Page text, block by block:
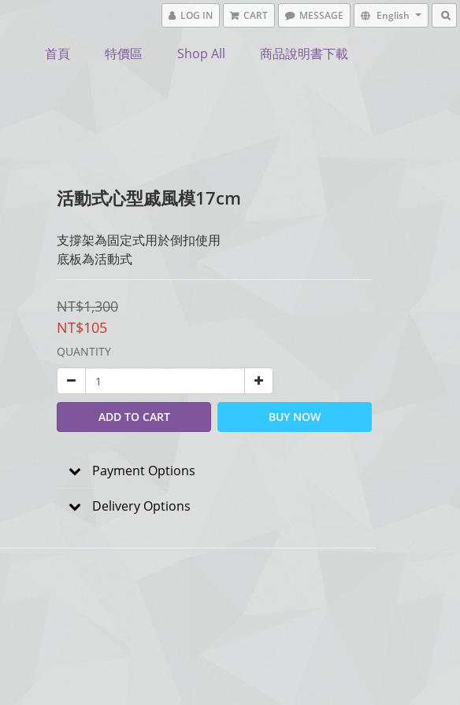
LOG IN CART MESSAGE English
首頁 特價區 Shop All 商品說明書下載
活動式心型戚風模17cm
支撐架為固定式用於倒扣使用
底板為活動式
NT$1,300
NT$105
QUANTITY
ADD TO CART BUY NOW
Payment Options
Delivery Options